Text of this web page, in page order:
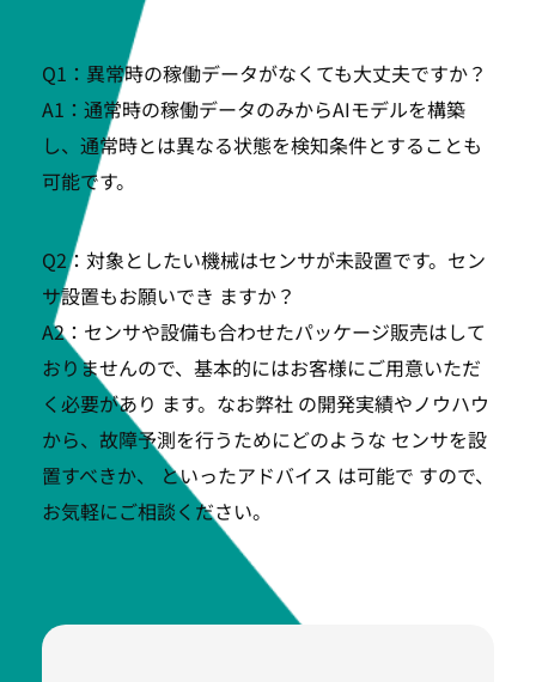
Q1：異常時の稼働データがなくても大丈夫ですか？
A1：通常時の稼働データのみからAIモデルを構築
し、通常時とは異なる状態を検知条件とすることも
可能です。
Q2：対象としたい機械はセンサが未設置です。セン
サ設置もお願いでき ますか？
A2：センサや設備も合わせたパッケージ販売はして
おりませんので、基本的にはお客様にご用意いただ
く必要があり ます。なお弊社 の開発実績やノウハウ
から、故障予測を行うためにどのような センサを設
置すべきか、 といったアドバイス は可能で すので、
お気軽にご相談ください。